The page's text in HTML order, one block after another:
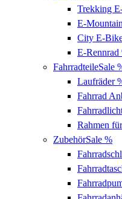
Trekking
E-
City E-
E-Rennrad
FahrradteileSale
Laufräder
Fahrrad
Rahmen
ZubehörSale %